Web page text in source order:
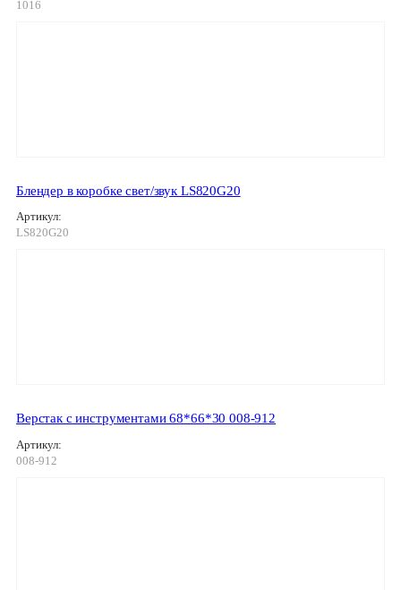
1016
Блендер в коробке свет/звук LS820G20
Артикул:
LS820G20
Верстак с инструментами 68*66*30 008-912
Артикул:
008-912